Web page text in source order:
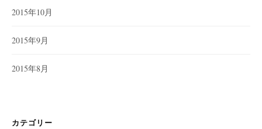
2015年10月
2015年9月
2015年8月
カテゴリー